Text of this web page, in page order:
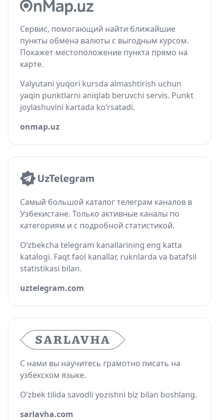
Сервис, помогающий найти ближайшие
пункты обмена валюты с выгодным курсом.
Покажет местоположение пункта прямо на
карте.
Valyutani yuqori kursda almashtirish uchun
yaqin punktlarni aniqlab beruvchi servis. Punkt
joylashuvini kartada ko‘rsatadi.
onmap.uz
Самый большой каталог телеграм каналов в
Узбекистане. Только активные каналы по
категориям и с подробной статистикой.
O‘zbekcha telegram kanallarining eng katta
katalogi. Faqt faol kanallar, ruknlarda va batafsil
statistikasi bilan.
uztelegram.com
С нами вы научитесь грамотно писать на
узбекском языке.
O‘zbek tilida savodli yozishni biz bilan boshlang.
sarlavha.com